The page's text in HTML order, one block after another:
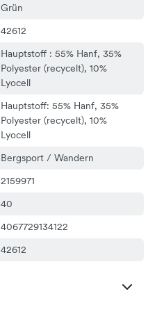
Grün
42612
Hauptstoff : 55% Hanf, 35%
Polyester (recycelt), 10%
Lyocell
Hauptstoff: 55% Hanf, 35%
Polyester (recycelt), 10%
Lyocell
Bergsport / Wandern
2159971
40
4067729134122
42612